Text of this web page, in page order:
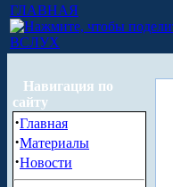
ГЛАВНАЯ
ВСЛУХ
Навигация по
сайту
·Главная
·Материалы
·Новости